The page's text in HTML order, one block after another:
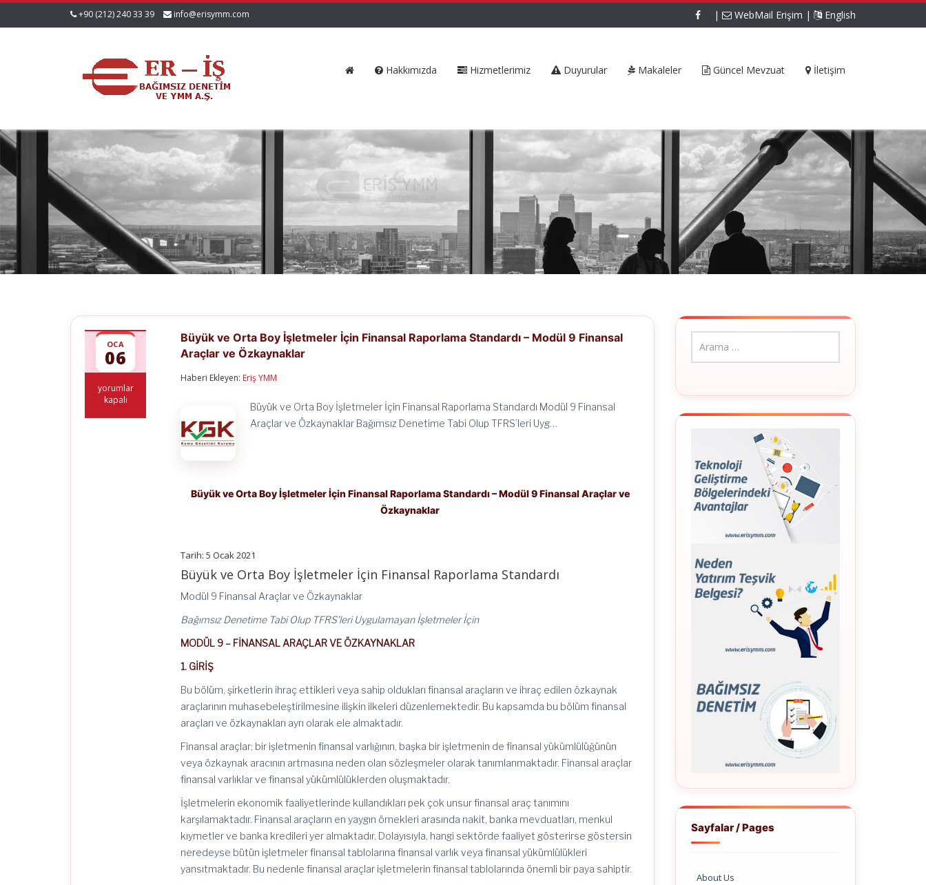
+90 (212) 240 33 39 info@erisymm.com | WebMail Erişim | English
Hakkımızda Hizmetlerimiz Duyurular Makaleler Güncel Mevzuat İletişim
OCA
06
Büyük
ve
yorumlar
kapalı
Büyük ve Orta Boy İşletmeler İçin Finansal Raporlama Standardı – Modül 9 Finansal
Araçlar ve Özkaynaklar
Haberi Ekleyen: Eriş YMM
Büyük ve Orta Boy İşletmeler İçin Finansal Raporlama Standardı Modül 9 Finansal
Araçlar ve Özkaynaklar Bağımsız Denetime Tabi Olup TFRS’leri Uyg…
Büyük ve Orta Boy İşletmeler İçin Finansal Raporlama Standardı – Modül 9 Finansal Araçlar ve
Özkaynaklar
Tarih: 5 Ocak 2021
Büyük ve Orta Boy İşletmeler İçin Finansal Raporlama Standardı
Modül 9 Finansal Araçlar ve Özkaynaklar
Bağımsız Denetime Tabi Olup TFRS’leri Uygulamayan İşletmeler İçin
MODÜL 9 – FİNANSAL ARAÇLAR VE ÖZKAYNAKLAR
1. GİRİŞ
Bu bölüm, şirketlerin ihraç ettikleri veya sahip oldukları finansal araçların ve ihraç edilen özkaynak
araçlarının muhasebeleştirilmesine ilişkin ilkeleri düzenlemektedir. Bu kapsamda bu bölüm finansal
araçları ve özkaynakları ayrı olarak ele almaktadır.
Finansal araçlar; bir işletmenin finansal varlığının, başka bir işletmenin de finansal yükümlülüğünün
veya özkaynak aracının artmasına neden olan sözleşmeler olarak tanımlanmaktadır. Finansal araçlar
finansal varlıklar ve finansal yükümlülüklerden oluşmaktadır.
İşletmelerin ekonomik faaliyetlerinde kullandıkları pek çok unsur finansal araç tanımını
karşılamaktadır. Finansal araçların en yaygın örnekleri arasında nakit, banka mevduatları, menkul
kıymetler ve banka kredileri yer almaktadır. Dolayısıyla, hangi sektörde faaliyet gösterirse göstersin
neredeyse bütün işletmeler finansal tablolarına finansal varlık veya finansal yükümlülükleri
yansıtmaktadır. Bu nedenle finansal araçlar işletmelerin finansal tablolarında önemli bir paya sahiptir.
Sayfalar / Pages
About Us